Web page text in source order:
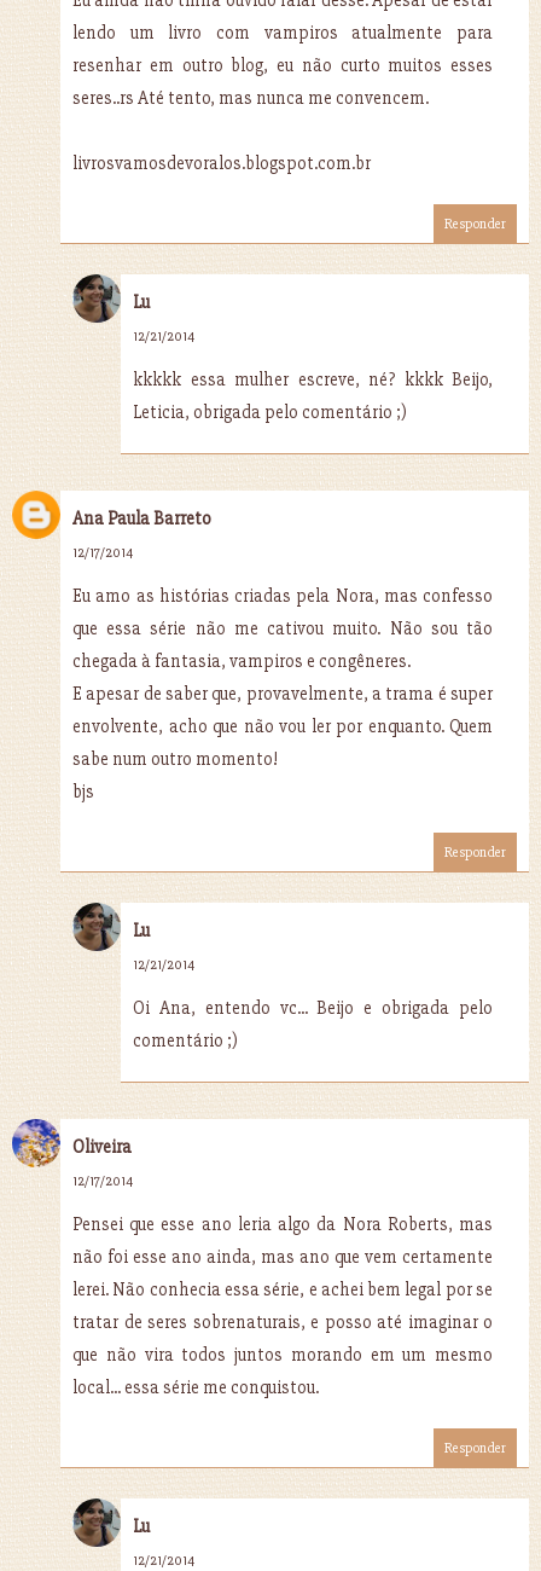
lendo um livro com vampiros atualmente para
resenhar em outro blog, eu não curto muitos esses
seres..rs Até tento, mas nunca me convencem.
livrosvamosdevoralos.blogspot.com.br
Responder
Lu
12/21/2014
kkkkk essa mulher escreve, né? kkkk Beijo,
Leticia, obrigada pelo comentário ;)
Ana Paula Barreto
12/17/2014
Eu amo as histórias criadas pela Nora, mas confesso
que essa série não me cativou muito. Não sou tão
chegada à fantasia, vampiros e congêneres.
E apesar de saber que, provavelmente, a trama é super
envolvente, acho que não vou ler por enquanto. Quem
sabe num outro momento!
bjs
Responder
Lu
12/21/2014
Oi Ana, entendo vc... Beijo e obrigada pelo
comentário ;)
Oliveira
12/17/2014
Pensei que esse ano leria algo da Nora Roberts, mas
não foi esse ano ainda, mas ano que vem certamente
lerei. Não conhecia essa série, e achei bem legal por se
tratar de seres sobrenaturais, e posso até imaginar o
que não vira todos juntos morando em um mesmo
local... essa série me conquistou.
Responder
Lu
12/21/2014